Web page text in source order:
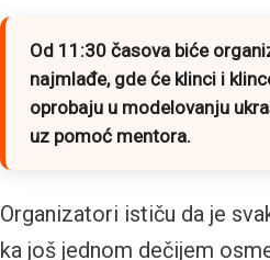
Od 11:30 časova biće
najmlađe, gde će klinci i
oprobaju u modelovanju
uz pomoć mentora.
Organizatori ističu da je
ka još jednom dečijem